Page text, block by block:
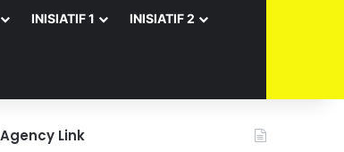
INISIATIF 1 INISIATIF 2
Link